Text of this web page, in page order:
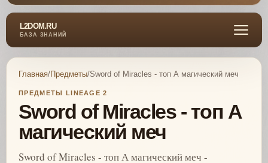
L2DOM.RU
БАЗА ЗНАНИЙ
Главная/Предметы/Sword of Miracles - топ А магический меч
ПРЕДМЕТЫ LINEAGE 2
Sword of Miracles - топ А
магический меч
Sword of Miracles - топ А магический меч -